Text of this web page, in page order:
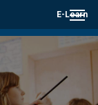
E-Learn